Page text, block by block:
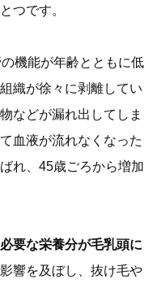
つです。
機能が年齢とともに低
織が徐々に剥離してい
などが漏れ出してしま
血液が流れなくなった
れ、45歳ごろから増加
必要な栄養分が毛乳頭に
響を及ぼし、抜け毛や